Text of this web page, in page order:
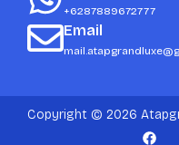
Email
+6287889672777
Copyright © 2026